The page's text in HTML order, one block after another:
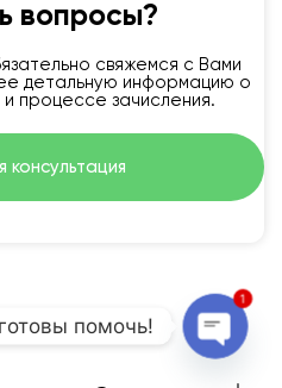
вопросы?
свяжемся с Вами
детальную информацию о
процессе зачисления.
консультация
помочь!
1